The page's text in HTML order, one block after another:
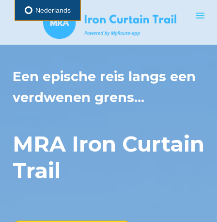
Een epische reis langs een
verdwenen grens...
MRA Iron Curtain
Trail
Nederlands